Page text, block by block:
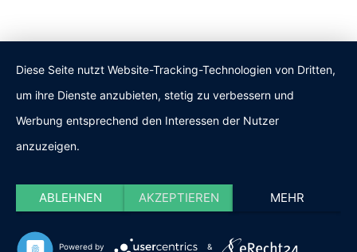
Diese Seite nutzt Website-Tracking-Technologien von Dritten,
um ihre Dienste anzubieten, stetig zu verbessern und
Werbung entsprechend den Interessen der Nutzer
anzuzeigen.
ABLEHNEN AKZEPTIEREN MEHR
Powered by &